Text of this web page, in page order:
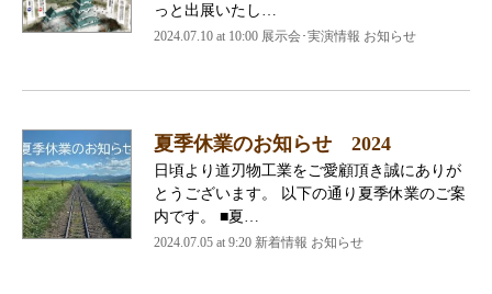
っと出展いたし…
2024.07.10 at 10:00 展示会･実演情報 お知らせ
夏季休業のお知らせ 2024
日頃より道刃物工業をご愛顧頂き誠にありが
とうございます。 以下の通り夏季休業のご案
内です。 ■夏…
2024.07.05 at 9:20 新着情報 お知らせ